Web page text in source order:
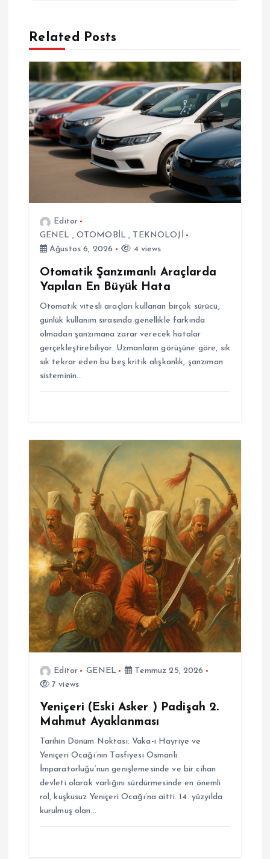
e
z
n
Related Posts
Editor
GENEL , OTOMOBİL , TEKNOLOJİ
Ağustos 6, 2026
4 views
Otomatik Şanzımanlı Araçlarda
Yapılan En Büyük Hata
Otomatik vitesli araçları kullanan birçok sürücü,
günlük kullanım sırasında genellikle farkında
olmadan şanzımana zarar verecek hatalar
gerçekleştirebiliyor. Uzmanların görüşüne göre, sık
sık tekrar eden bu beş kritik alışkanlık, şanzıman
sisteminin…
Editor GENEL
Temmuz 25, 2026
7 views
Yeniçeri (Eski Asker ) Padişah 2.
Mahmut Ayaklanması
Tarihin Dönüm Noktası: Vaka-i Hayriye ve
Yeniçeri Ocağı’nın Tasfiyesi Osmanlı
İmparatorluğu’nun genişlemesinde ve bir cihan
devleti olarak varlığını sürdürmesinde en önemli
rol, kuşkusuz Yeniçeri Ocağı’na aitti. 14. yüzyılda
kurulmuş olan…